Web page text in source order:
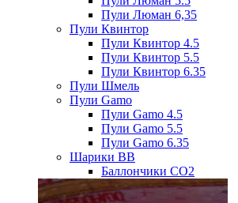
Пули Люман 6,35
Пули Квинтор
Пули Квинтор 4.5
Пули Квинтор 5.5
Пули Квинтор 6.35
Пули Шмель
Пули Gamo
Пули Gamo 4.5
Пули Gamo 5.5
Пули Gamo 6.35
Шарики BB
Баллончики CO2